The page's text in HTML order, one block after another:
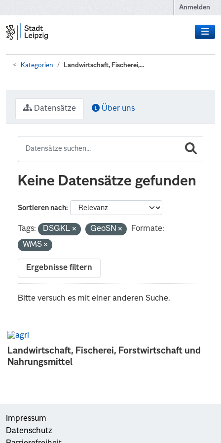
Anmelden
Kategorien Landwirtschaft, Fischerei,...
Landwirtschaft, Fischerei, Forstwirtschaft und
Nahrungsmittel
Datensätze Über uns
Keine Datensätze gefunden
Sortieren nach
Tags: DSGKL GeoSN
Formate:
WMS
Ergebnisse filtern
Bitte versuch es mit einer anderen Suche.
Impressum
Datenschutz